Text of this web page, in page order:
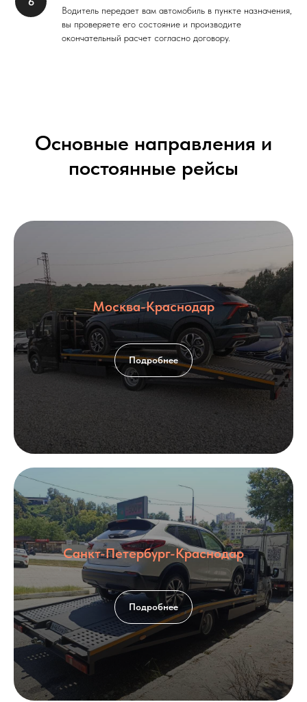
Водитель передает вам автомобиль в пункте назначения,
вы проверяете его состояние и производите
окончательный расчет согласно договору.
Основные направления и
постоянные рейсы
Москва-Краснодар
Подробнее
Санкт-Петербург-Краснодар
Подробнее